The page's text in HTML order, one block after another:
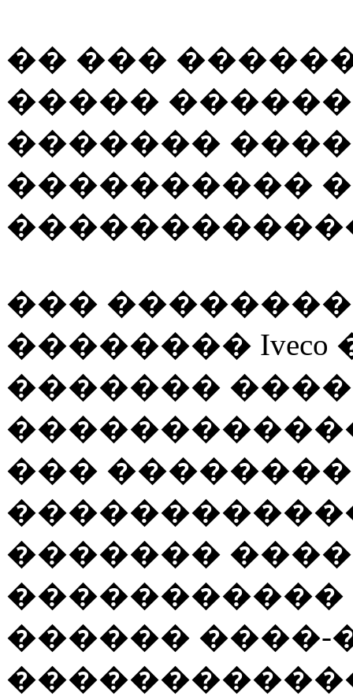
�� ���
�����
�������
����������
���
��������
�������
���
�������
�����������
������